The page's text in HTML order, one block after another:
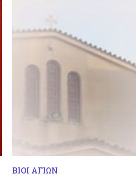
ΒΙΟΙ ΑΓΙΩΝ